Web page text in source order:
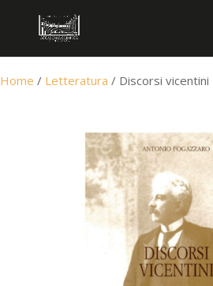
Home / Letteratura / Discorsi vicentini